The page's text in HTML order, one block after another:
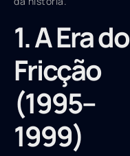
1. A Era do
Fricção
(1995–
1999)